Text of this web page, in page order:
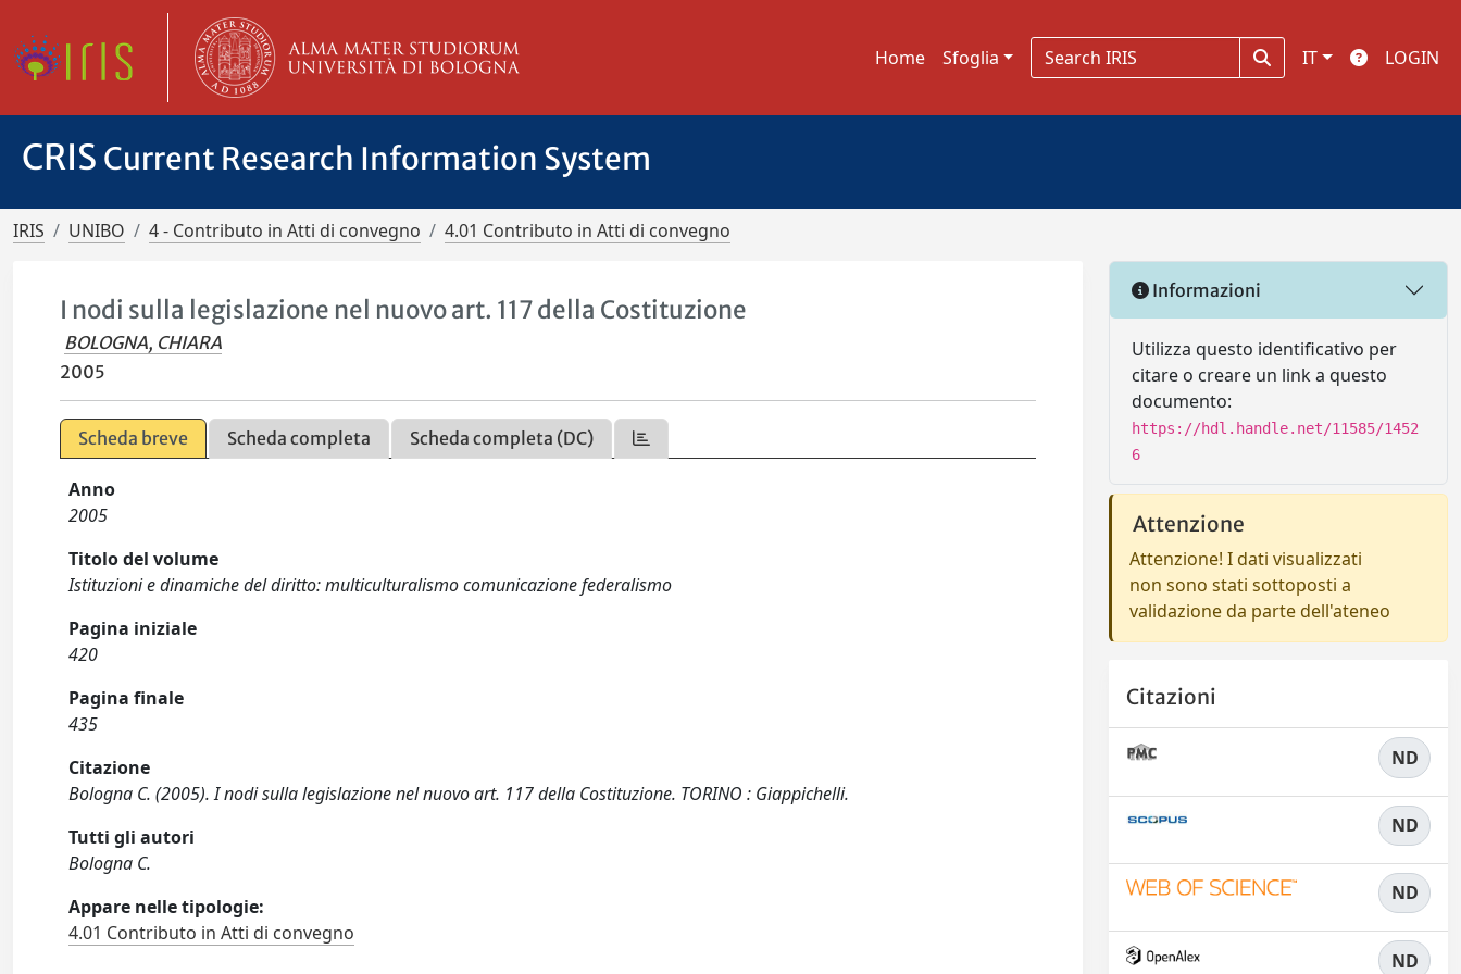
Home Sfoglia IT LOGIN
CRIS Current Research Information System
IRIS UNIBO 4 - Contributo in Atti di convegno 4.01 Contributo in Atti di convegno
I nodi sulla legislazione nel nuovo art. 117 della Costituzione
BOLOGNA, CHIARA
2005
Scheda breve Scheda completa Scheda completa (DC)
Anno
2005
Titolo del volume
Istituzioni e dinamiche del diritto: multiculturalismo comunicazione federalismo
Pagina iniziale
420
Pagina finale
435
Citazione
Bologna C. (2005). I nodi sulla legislazione nel nuovo art. 117 della Costituzione. TORINO : Giappichelli.
Tutti gli autori
Bologna C.
Appare nelle tipologie:
4.01 Contributo in Atti di convegno
Informazioni
Utilizza questo identificativo per
citare o creare un link a questo
documento:
https://hdl.handle.net/11585/1452
6
Attenzione
Attenzione! I dati visualizzati
non sono stati sottoposti a
validazione da parte dell'ateneo
Citazioni
ND
ND
ND
ND